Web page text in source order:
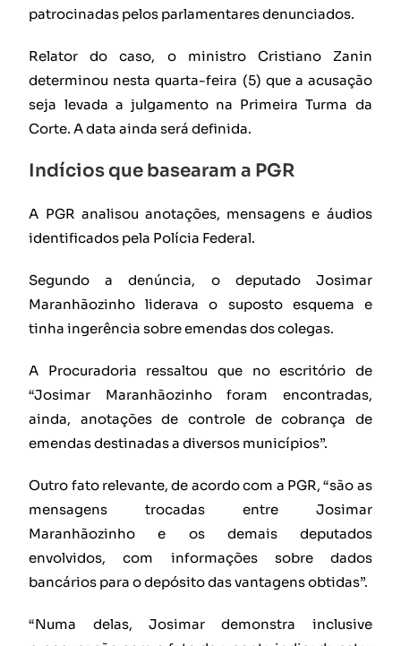
patrocinadas pelos parlamentares denunciados.
Relator do caso, o ministro Cristiano Zanin
determinou nesta quarta-feira (5) que a acusação
seja levada a julgamento na Primeira Turma da
Corte. A data ainda será definida.
Indícios que basearam a PGR
A PGR analisou anotações, mensagens e áudios
identificados pela Polícia Federal.
Segundo a denúncia, o deputado Josimar
Maranhãozinho liderava o suposto esquema e
tinha ingerência sobre emendas dos colegas.
A Procuradoria ressaltou que no escritório de
“Josimar Maranhãozinho foram encontradas,
ainda, anotações de controle de cobrança de
emendas destinadas a diversos municípios”.
Outro fato relevante, de acordo com a PGR, “são as
mensagens trocadas entre Josimar
Maranhãozinho e os demais deputados
envolvidos, com informações sobre dados
bancários para o depósito das vantagens obtidas”.
“Numa delas, Josimar demonstra inclusive